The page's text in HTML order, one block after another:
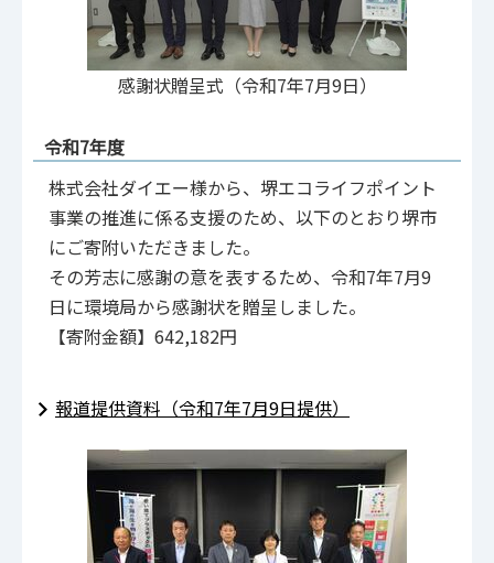
感謝状贈呈式（令和7年7月9日）
令和7年度
株式会社ダイエー様から、堺エコライフポイント
事業の推進に係る支援のため、以下のとおり堺市
にご寄附いただきました。
その芳志に感謝の意を表するため、令和7年7月9
日に環境局から感謝状を贈呈しました。
【寄附金額】642,182円
報道提供資料（令和7年7月9日提供）